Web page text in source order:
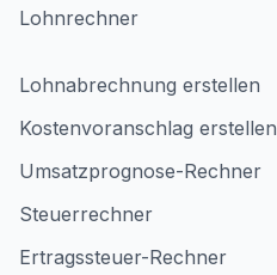
Lohnrechner
Lohnabrechnung erstellen
Kostenvoranschlag erstellen
Umsatzprognose-Rechner
Steuerrechner
Ertragssteuer-Rechner